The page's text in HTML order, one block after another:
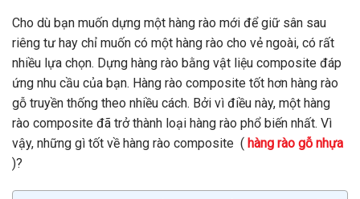
Cho dù bạn muốn dựng một hàng rào mới để giữ sân sau
riêng tư hay chỉ muốn có một hàng rào cho vẻ ngoài, có rất
nhiều lựa chọn. Dựng hàng rào bằng vật liệu composite đáp
ứng nhu cầu của bạn. Hàng rào composite tốt hơn hàng rào
gỗ truyền thống theo nhiều cách. Bởi vì điều này, một hàng
rào composite đã trở thành loại hàng rào phổ biến nhất. Vì
vậy, những gì tốt về hàng rào composite ( hàng rào gỗ nhựa
)?